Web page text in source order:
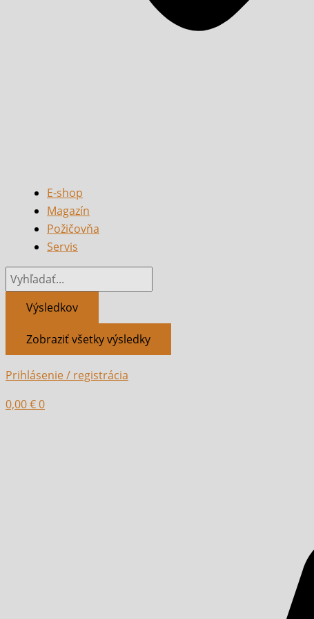
E-shop
Magazín
Požičovňa
Servis
Výsledkov
Zobraziť všetky výsledky
Prihlásenie / registrácia
0,00€0